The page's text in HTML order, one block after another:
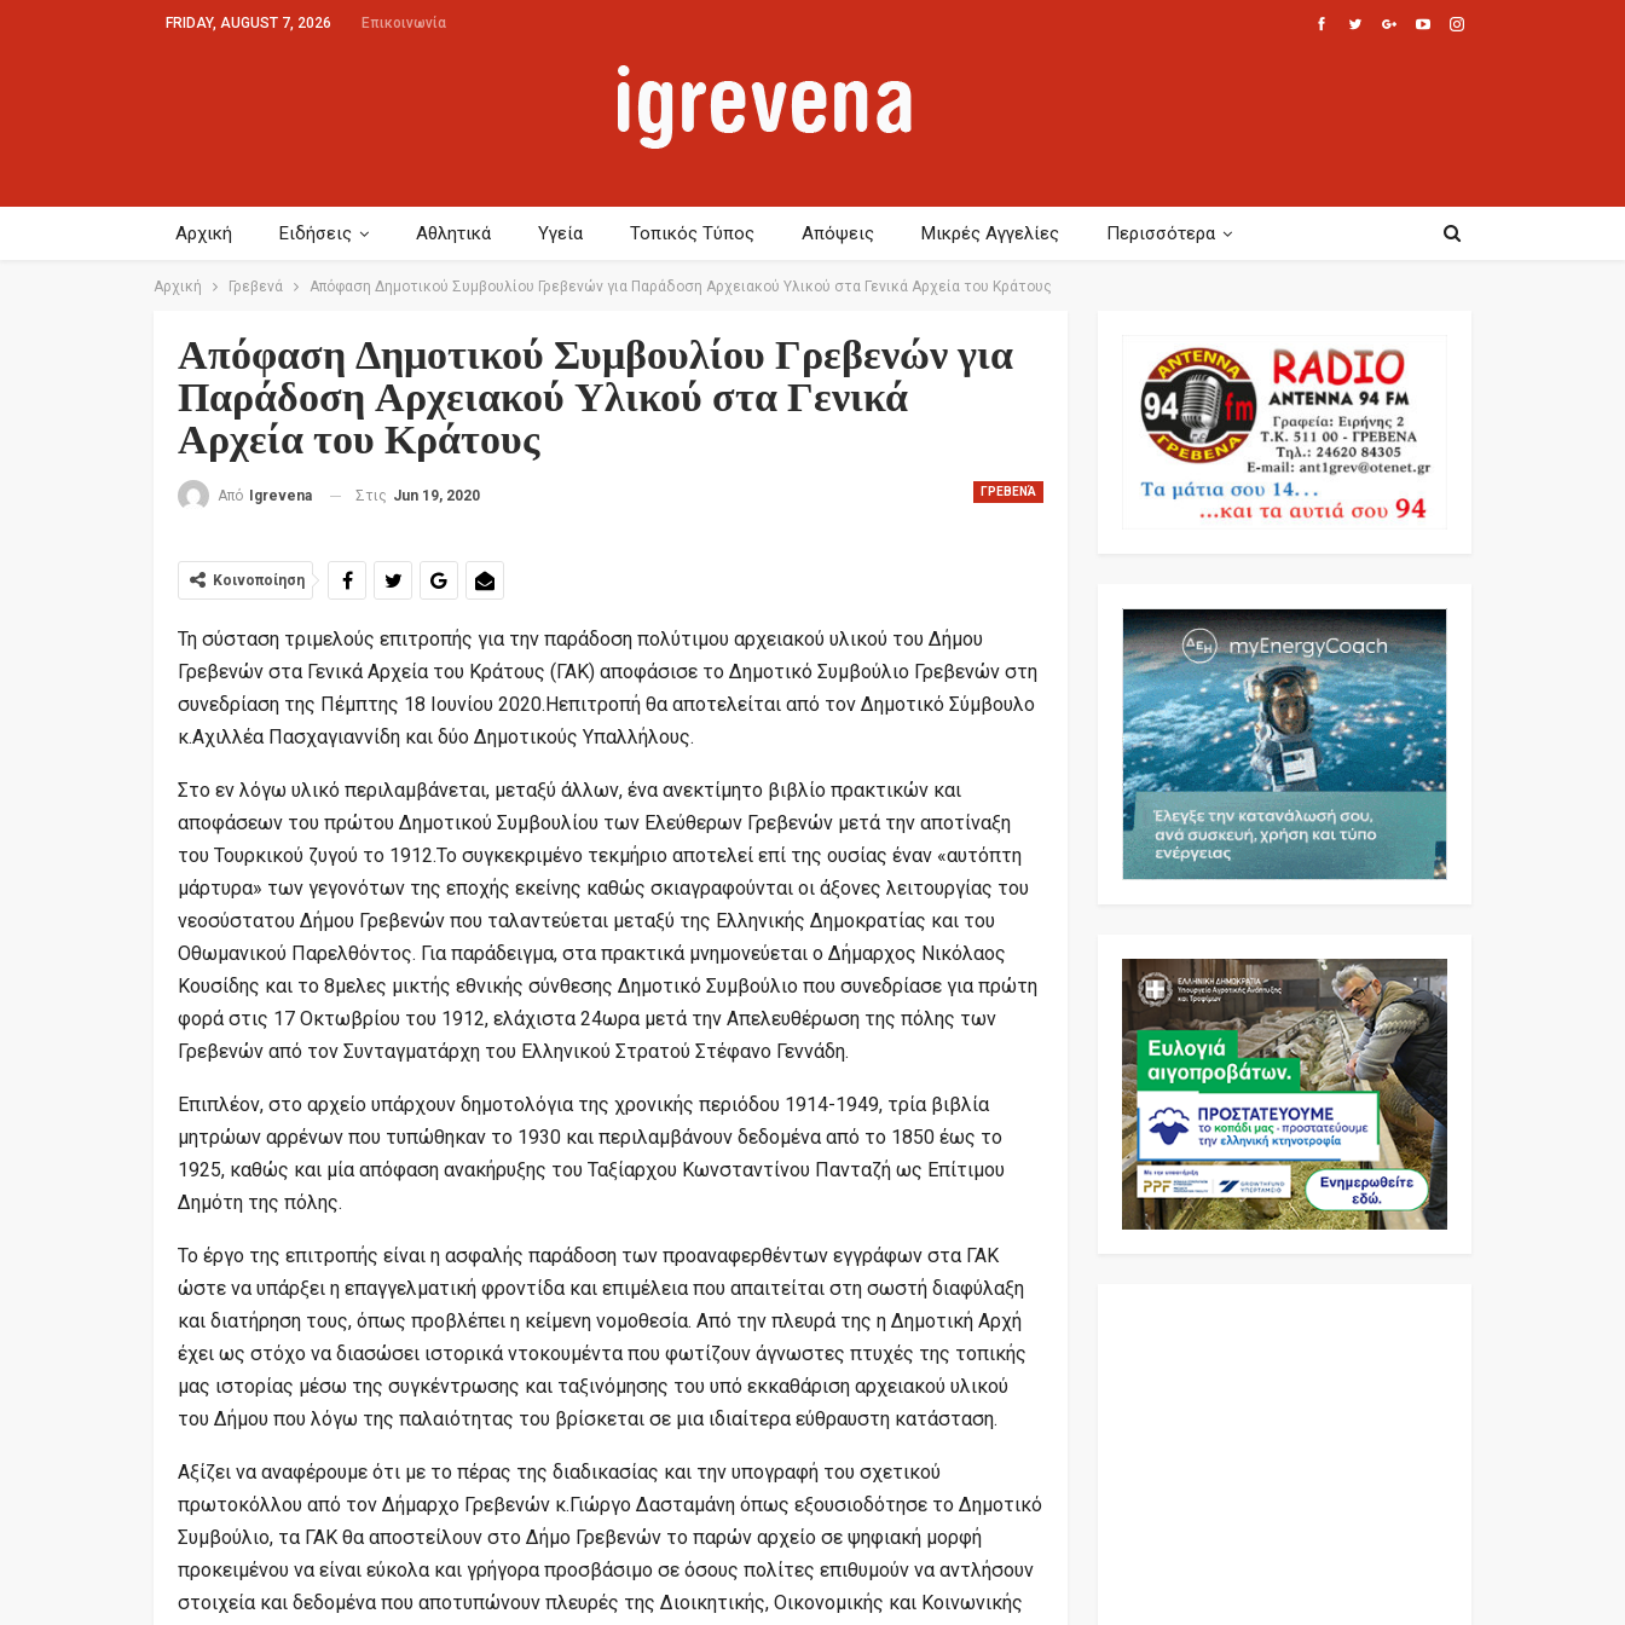
FRIDAY, AUGUST 7, 2026 Επικοινωνία
Αρχική Ειδήσεις Αθλητικά Υγεία Τοπικός Τύπος Απόψεις Μικρές Αγγελίες Περισσότερα
Αρχική Γρεβενά Απόφαση Δημοτικού Συμβουλίου Γρεβενών για Παράδοση Αρχειακού Υλικού στα Γενικά Αρχεία του Κράτους
Απόφαση Δημοτικού Συμβουλίου Γρεβενών για
Παράδοση Αρχειακού Υλικού στα Γενικά
Αρχεία του Κράτους
ΓΡΕΒΕΝΆ
Από Igrevena Στις Jun 19, 2020
Κοινοποίηση
Τη σύσταση τριμελούς επιτροπής για την παράδοση πολύτιμου αρχειακού υλικού του Δήμου
Γρεβενών στα Γενικά Αρχεία του Κράτους (ΓΑΚ) αποφάσισε το Δημοτικό Συμβούλιο Γρεβενών στη
συνεδρίαση της Πέμπτης 18 Ιουνίου 2020.Hεπιτροπή θα αποτελείται από τον Δημοτικό Σύμβουλο
κ.Αχιλλέα Πασχαγιαννίδη και δύο Δημοτικούς Υπαλλήλους.
Στο εν λόγω υλικό περιλαμβάνεται, μεταξύ άλλων, ένα ανεκτίμητο βιβλίο πρακτικών και
αποφάσεων του πρώτου Δημοτικού Συμβουλίου των Ελεύθερων Γρεβενών μετά την αποτίναξη
του Τουρκικού ζυγού το 1912.Το συγκεκριμένο τεκμήριο αποτελεί επί της ουσίας έναν «αυτόπτη
μάρτυρα» των γεγονότων της εποχής εκείνης καθώς σκιαγραφούνται οι άξονες λειτουργίας του
νεοσύστατου Δήμου Γρεβενών που ταλαντεύεται μεταξύ της Ελληνικής Δημοκρατίας και του
Οθωμανικού Παρελθόντος. Για παράδειγμα, στα πρακτικά μνημονεύεται ο Δήμαρχος Νικόλαος
Κουσίδης και το 8μελες μικτής εθνικής σύνθεσης Δημοτικό Συμβούλιο που συνεδρίασε για πρώτη
φορά στις 17 Οκτωβρίου του 1912, ελάχιστα 24ωρα μετά την Απελευθέρωση της πόλης των
Γρεβενών από τον Συνταγματάρχη του Ελληνικού Στρατού Στέφανο Γεννάδη.
Επιπλέον, στο αρχείο υπάρχουν δημοτολόγια της χρονικής περιόδου 1914-1949, τρία βιβλία
μητρώων αρρένων που τυπώθηκαν το 1930 και περιλαμβάνουν δεδομένα από το 1850 έως το
1925, καθώς και μία απόφαση ανακήρυξης του Ταξίαρχου Κωνσταντίνου Πανταζή ως Επίτιμου
Δημότη της πόλης.
Το έργο της επιτροπής είναι η ασφαλής παράδοση των προαναφερθέντων εγγράφων στα ΓΑΚ
ώστε να υπάρξει η επαγγελματική φροντίδα και επιμέλεια που απαιτείται στη σωστή διαφύλαξη
και διατήρηση τους, όπως προβλέπει η κείμενη νομοθεσία. Από την πλευρά της η Δημοτική Αρχή
έχει ως στόχο να διασώσει ιστορικά ντοκουμέντα που φωτίζουν άγνωστες πτυχές της τοπικής
μας ιστορίας μέσω της συγκέντρωσης και ταξινόμησης του υπό εκκαθάριση αρχειακού υλικού
του Δήμου που λόγω της παλαιότητας του βρίσκεται σε μια ιδιαίτερα εύθραυστη κατάσταση.
Αξίζει να αναφέρουμε ότι με το πέρας της διαδικασίας και την υπογραφή του σχετικού
πρωτοκόλλου από τον Δήμαρχο Γρεβενών κ.Γιώργο Δασταμάνη όπως εξουσιοδότησε το Δημοτικό
Συμβούλιο, τα ΓΑΚ θα αποστείλουν στο Δήμο Γρεβενών το παρών αρχείο σε ψηφιακή μορφή
προκειμένου να είναι εύκολα και γρήγορα προσβάσιμο σε όσους πολίτες επιθυμούν να αντλήσουν
στοιχεία και δεδομένα που αποτυπώνουν πλευρές της Διοικητικής, Οικονομικής και Κοινωνικής